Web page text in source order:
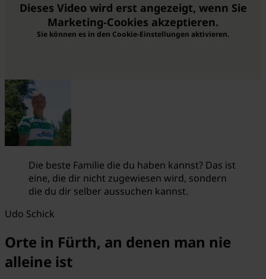
Dieses Video wird erst angezeigt, wenn Sie
Marketing-Cookies akzeptieren.
Sie können es in den Cookie-Einstellungen aktivieren.
Die beste Familie die du haben kannst? Das ist
eine, die dir nicht zugewiesen wird, sondern
die du dir selber aussuchen kannst.
Udo Schick
Orte in Fürth, an denen man nie
alleine ist